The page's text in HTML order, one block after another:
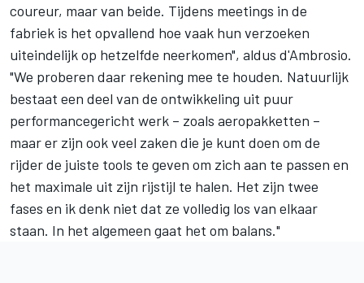
coureur, maar van beide. Tijdens meetings in de
fabriek is het opvallend hoe vaak hun verzoeken
uiteindelijk op hetzelfde neerkomen", aldus d'Ambrosio.
"We proberen daar rekening mee te houden. Natuurlijk
bestaat een deel van de ontwikkeling uit puur
performancegericht werk – zoals aeropakketten –
maar er zijn ook veel zaken die je kunt doen om de
rijder de juiste tools te geven om zich aan te passen en
het maximale uit zijn rijstijl te halen. Het zijn twee
fases en ik denk niet dat ze volledig los van elkaar
staan. In het algemeen gaat het om balans."